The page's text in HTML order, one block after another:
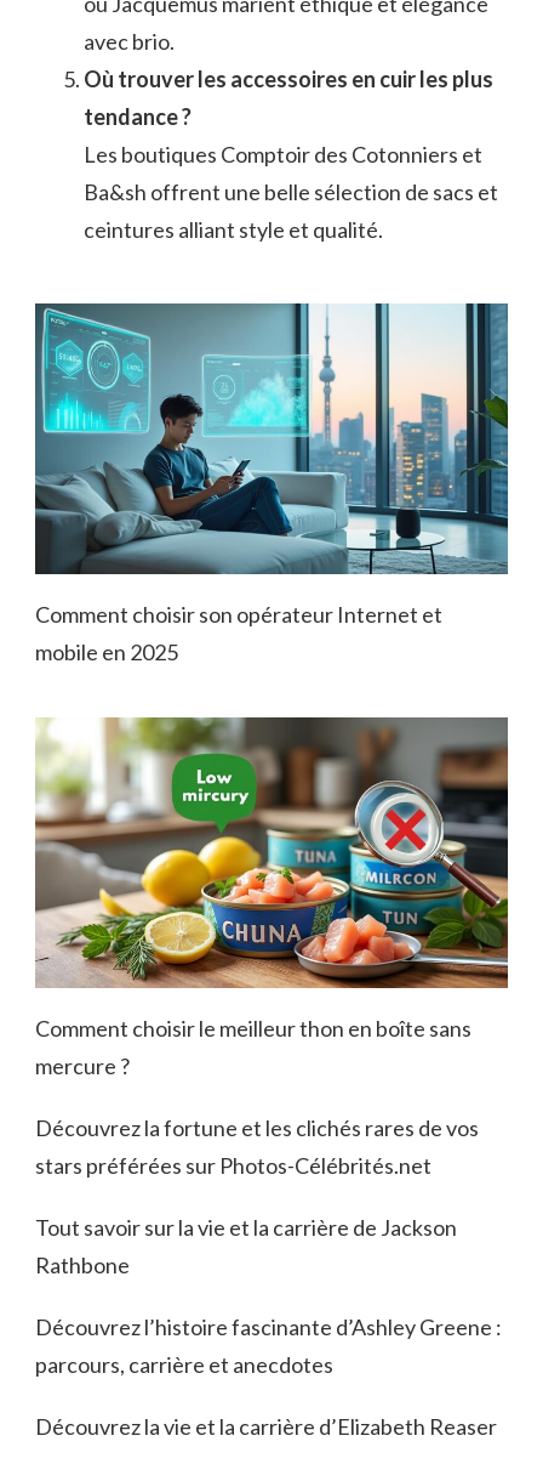
avec brio.
Où trouver les accessoires en cuir les plus
tendance ?
Les boutiques Comptoir des Cotonniers et
Ba&sh offrent une belle sélection de sacs et
ceintures alliant style et qualité.
Comment choisir son opérateur Internet et
mobile en 2025
Comment choisir le meilleur thon en boîte sans
mercure ?
Découvrez la fortune et les clichés rares de vos
stars préférées sur Photos-Célébrités.net
Tout savoir sur la vie et la carrière de Jackson
Rathbone
Découvrez l’histoire fascinante d’Ashley Greene :
parcours, carrière et anecdotes
Découvrez la vie et la carrière d’Elizabeth Reaser